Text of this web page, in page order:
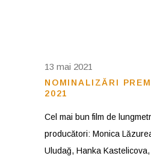
13 mai 2021
NOMINALIZĂRI
2021
Cel mai bun film de
producători: Monica
Uludağ, Hanka Kastelicova,